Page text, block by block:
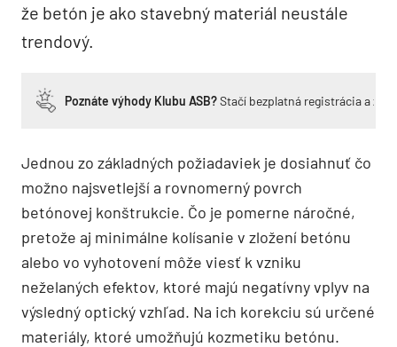
že betón je ako stavebný materiál neustále
trendový.
Poznáte výhody Klubu ASB?Stačí bezplatná registrácia a
Jednou zo základných požiadaviek je dosiahnuť čo
možno najsvetlejší a rovnomerný povrch
betónovej konštrukcie. Čo je pomerne náročné,
pretože aj minimálne kolísanie v zložení betónu
alebo vo vyhotovení môže viesť k vzniku
neželaných efektov, ktoré majú negatívny vplyv na
výsledný optický vzhľad. Na ich korekciu sú určené
materiály, ktoré umožňujú kozmetiku betónu.